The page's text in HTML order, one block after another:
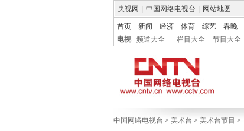
央视网 中国网络电视台 网站地图
首页 新闻 经济 体育 综艺 春晚
电视
频道大全 栏目大全 节目大全
中国网络电视台 > 美术台 > 美术台节目 >